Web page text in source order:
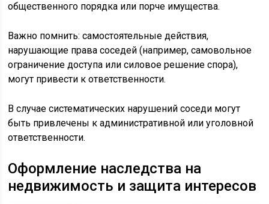
общественного порядка или порче имущества.
Важно помнить: самостоятельные действия,
нарушающие права соседей (например, самовольное
ограничение доступа или силовое решение спора),
могут привести к ответственности.
В случае систематических нарушений соседи могут
быть привлечены к административной или уголовной
ответственности.
Оформление наследства на
недвижимость и защита интересов